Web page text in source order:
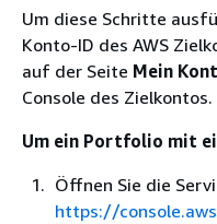
Um diese Schritte
Konto-ID des AWS
auf der Seite Mein
Console des Zielkontos.
Um ein Portfolio mit
Öffnen Sie die
https://